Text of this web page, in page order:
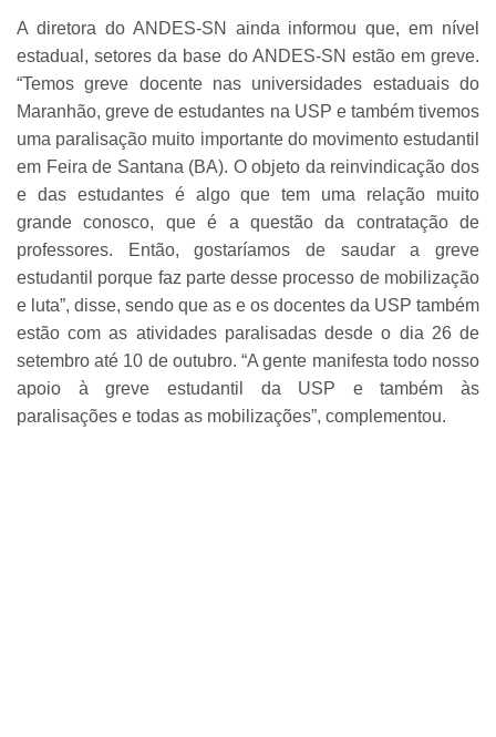
A diretora do ANDES-SN ainda informou que, em nível
estadual, setores da base do ANDES-SN estão em greve.
“Temos greve docente nas universidades estaduais do
Maranhão, greve de estudantes na USP e também tivemos
uma paralisação muito importante do movimento estudantil
em Feira de Santana (BA). O objeto da reinvindicação dos
e das estudantes é algo que tem uma relação muito
grande conosco, que é a questão da contratação de
professores. Então, gostaríamos de saudar a greve
estudantil porque faz parte desse processo de mobilização
e luta”, disse, sendo que as e os docentes da USP também
estão com as atividades paralisadas desde o dia 26 de
setembro até 10 de outubro. “A gente manifesta todo nosso
apoio à greve estudantil da USP e também às
paralisações e todas as mobilizações”, complementou.